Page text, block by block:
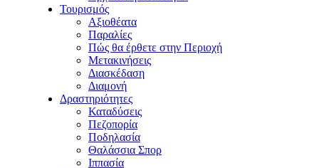
Τουρισμός
Αξιοθέατα
Παραλίες
Πώς θα έρθετε στην Περιοχή
Μετακινήσεις
Διασκέδαση
Διαμονή
Δραστηριότητες
Καταδύσεις
Πεζοπορία
Ποδηλασία
Θαλάσσια Σπορ
Ιππασία